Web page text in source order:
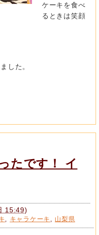
ケーキを食べ
るときは笑顔
した。
たです！ イ
15:49)
キャラケーキ 山梨県